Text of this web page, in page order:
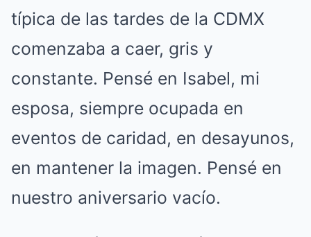
típica de las tardes de la CDMX
comenzaba a caer, gris y
constante. Pensé en Isabel, mi
esposa, siempre ocupada en
eventos de caridad, en desayunos,
en mantener la imagen. Pensé en
nuestro aniversario vacío.